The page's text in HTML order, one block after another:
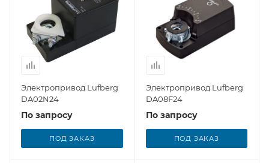
Электропривод Lufberg
DA02N24
По запросу
ПОД ЗАКАЗ
Электропривод Lufberg
DA08F24
По запросу
ПОД ЗАКАЗ